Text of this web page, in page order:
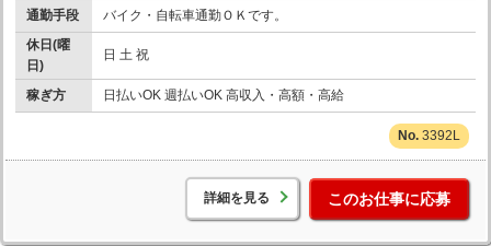
通勤手段
バイク・自転車通勤ＯＫです。
休日(曜
日)
日 土 祝
稼ぎ方 日払いOK 週払いOK 高収入・高額・高給
3392L
詳細を見る このお仕事に応募